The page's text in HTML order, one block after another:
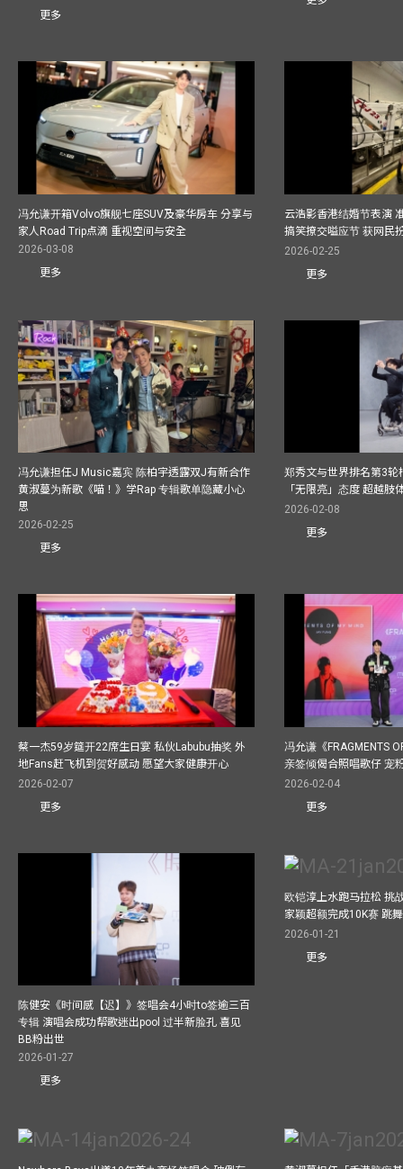
更多
冯允谦开箱Volvo旗舰七座SUV及豪华房车 分享与
家人Road Trip点滴 重视空间与安全
2026-03-08
更多
云浩影香港结婚节表演
搞笑撩交嗌应节 获网民
2026-02-25
更多
冯允谦担任J Music嘉宾 陈柏宇透露双J有新合作
黄淑蔓为新歌《喵！》学Rap 专辑歌单隐藏小心
思
2026-02-25
更多
郑秀文与世界排名第3轮
「无限亮」态度 超越肢
2026-02-08
更多
蔡一杰59岁筵开22席生日宴 私伙Labubu抽奖 外
地Fans赶飞机到贺好感动 愿望大家健康开心
2026-02-07
更多
冯允谦《FRAGMENTS
亲签倾偈合照唱歌仔 宠
2026-02-04
更多
陈健安《时间感【迟】》签唱会4小时to签逾三百
专辑 演唱会成功帮歌迷出pool 过半新脸孔 喜见
BB粉出世
2026-01-27
更多
欧铠淳上水跑马拉松 挑
家颖超额完成10K赛 跳
2026-01-21
更多